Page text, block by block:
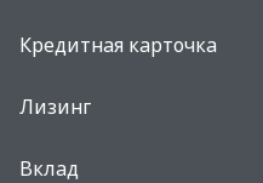
Кредитная карточка
Лизинг
Вклад